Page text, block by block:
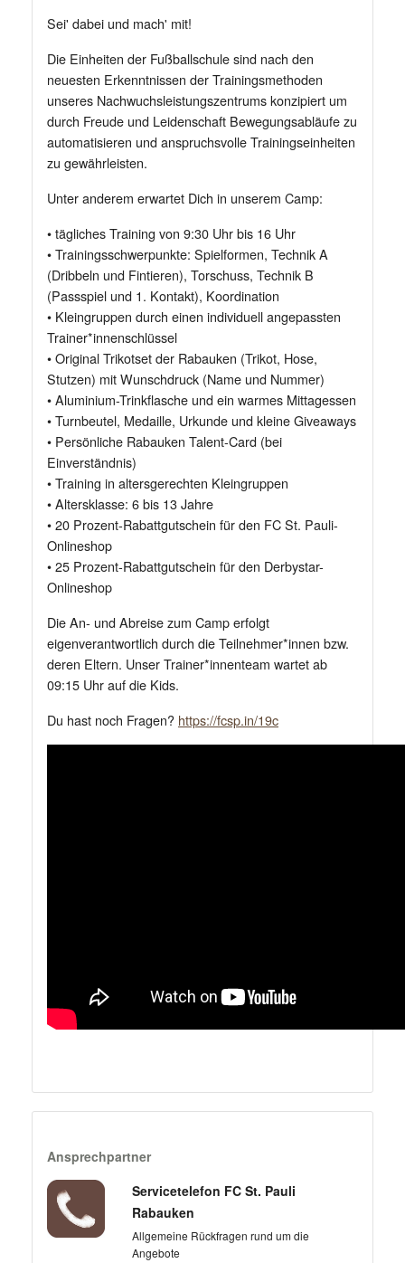
Sei' dabei und mach' mit!
Die Einheiten der Fußballschule sind nach den
neuesten Erkenntnissen der Trainingsmethoden
unseres Nachwuchsleistungszentrums konzipiert um
durch Freude und Leidenschaft Bewegungsabläufe zu
automatisieren und anspruchsvolle Trainingseinheiten
zu gewährleisten.
Unter anderem erwartet Dich in unserem Camp:
• tägliches Training von 9:30 Uhr bis 16 Uhr
• Trainingsschwerpunkte: Spielformen, Technik A
(Dribbeln und Fintieren), Torschuss, Technik B
(Passspiel und 1. Kontakt), Koordination
• Kleingruppen durch einen individuell angepassten
Trainer*innenschlüssel
• Original Trikotset der Rabauken (Trikot, Hose,
Stutzen) mit Wunschdruck (Name und Nummer)
• Aluminium-Trinkflasche und ein warmes Mittagessen
• Turnbeutel, Medaille, Urkunde und kleine Giveaways
• Persönliche Rabauken Talent-Card (bei
Einverständnis)
• Training in altersgerechten Kleingruppen
• Altersklasse: 6 bis 13 Jahre
• 20 Prozent-Rabattgutschein für den FC St. Pauli-
Onlineshop
• 25 Prozent-Rabattgutschein für den Derbystar-
Onlineshop
Die An- und Abreise zum Camp erfolgt
eigenverantwortlich durch die Teilnehmer*innen bzw.
deren Eltern. Unser Trainer*innenteam wartet ab
09:15 Uhr auf die Kids.
Du hast noch Fragen? https://fcsp.in/19c
Ansprechpartner
Servicetelefon FC St. Pauli
Rabauken
Allgemeine Rückfragen rund um die
Angebote